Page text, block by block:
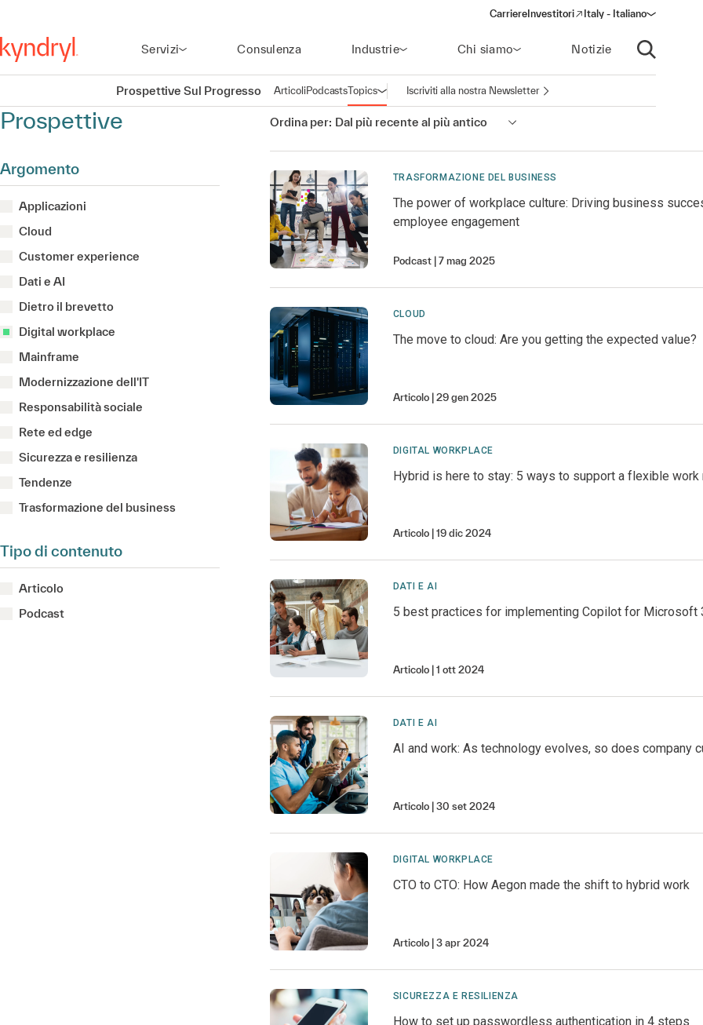
CarriereInvestitori
(opens in a new window)
Italy - Italiano
Servizi Consulenza Industrie Chi siamo Notizie
Apri ricerca
Prospettive Sul Progresso ArticoliPodcastsTopicsApri la navigazione
Iscriviti alla nostra Newsletter
Prospettive
Argomento
Applicazioni
Cloud
Customer experience
Dati e AI
Dietro il brevetto
Digital workplace
Mainframe
Modernizzazione dell'IT
Responsabilità sociale
Rete ed edge
Sicurezza e resilienza
Tendenze
Trasformazione del business
Tipo di contenuto
Articolo
Podcast
Ordina per: Dal più recente al più antico
TRASFORMAZIONE DEL BUSINESS
The power of workplace culture: Driving business
employee engagement
Podcast 7 mag 2025
CLOUD
The move to cloud: Are you getting the expected value?
Articolo 29 gen 2025
DIGITAL WORKPLACE
Hybrid is here to stay: 5 ways to support a flexible work
Articolo 19 dic 2024
DATI E AI
5 best practices for implementing Copilot for Microsoft
Articolo 1 ott 2024
DATI E AI
AI and work: As technology evolves, so does company
Articolo 30 set 2024
DIGITAL WORKPLACE
CTO to CTO: How Aegon made the shift to hybrid work
Articolo 3 apr 2024
SICUREZZA E RESILIENZA
How to set up passwordless authentication in 4 steps